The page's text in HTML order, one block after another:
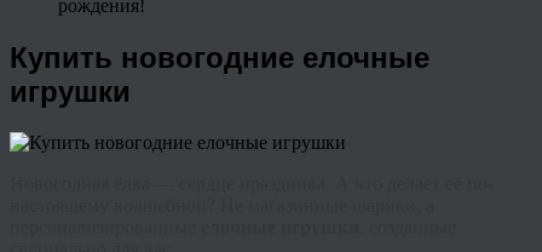
рождения!
Купить новогодние елочные
игрушки